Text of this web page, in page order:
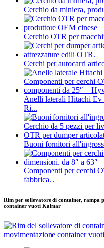
Cerchio da miniera,
Cerchio OTR per
Cerchi per autocarri
Anelli laterali Hitachi Ev
Ri...
Buoni fornitori
Componenti per cerchi
fabbrica...
Rim per sollevatore di container, rampa
container vuoti Kalmar